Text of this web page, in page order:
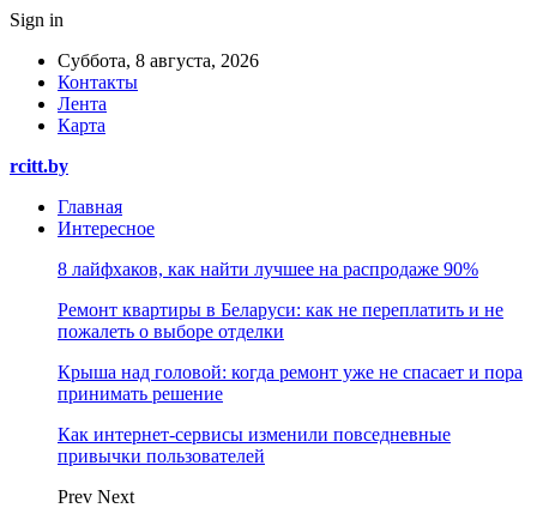
Sign in
Суббота, 8 августа, 2026
Контакты
Лента
Карта
rcitt.by
Главная
Интересное
8 лайфхаков, как найти лучшее на распродаже 90%
Ремонт квартиры в Беларуси: как не переплатить и не
пожалеть о выборе отделки
Крыша над головой: когда ремонт уже не спасает и пора
принимать решение
Как интернет-сервисы изменили повседневные
привычки пользователей
Prev Next